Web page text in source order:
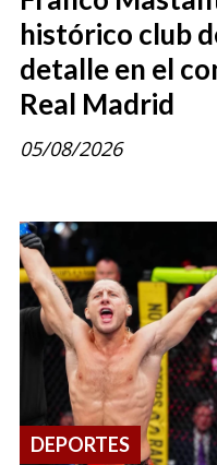
histórico club
detalle en el
Real Madrid
05/08/2026
DEPORTES